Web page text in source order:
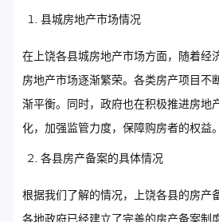
县城房地产市场情况
在上饶各县城房地产市场方面，随着经
房地产市场逐渐繁荣。各类房产项目不
渐平衡。同时，政府也在积极推进房地
化，加强监管力度，保障购房者的权益。
各县房产备案的具体情况
根据我们了解的情况，上饶各县的房产
各地政府已经建立了完善的房产备案制